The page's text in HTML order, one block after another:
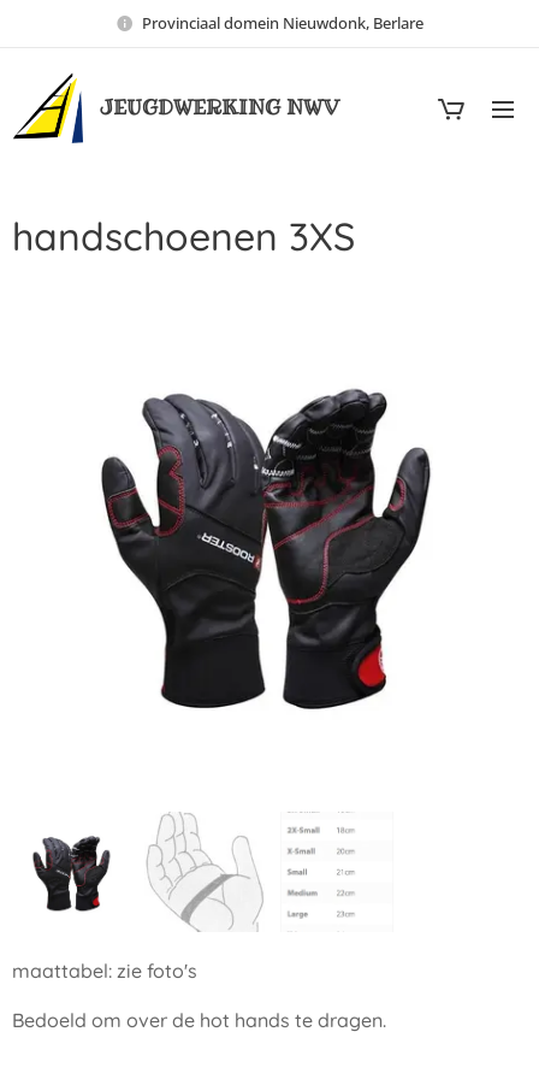
Provinciaal domein Nieuwdonk, Berlare
JEUGDWERKING NWV
handschoenen 3XS
maattabel: zie foto's
Bedoeld om over de hot hands te dragen.